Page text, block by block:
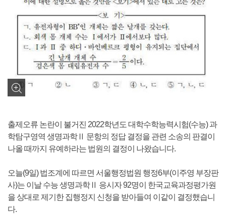
출제오류 논란이 불거진 2022학년도 대학수학능력시험(수능) 과
학탐구영역 생명과학Ⅱ 문항의 정답 결정을 관련 소송의 판결이
나올 때까지 유예하라는 법원의 결정이 나왔습니다.
오늘(9일) 법조계에 따르면 서울행정법원 행정6부(이주영 부장판
사)는 이날 수능 생명과학Ⅱ 응시자 92명이 한국교육과정평가원
을 상대로 제기한 집행정지 신청을 받아들여 이같이 결정했습니
다.